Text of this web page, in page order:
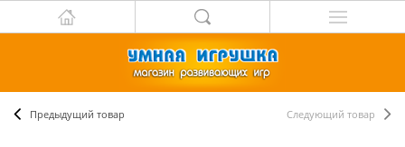
Предыдущий товар Следующий товар